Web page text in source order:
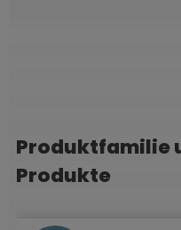
Produktgalerie
Produktfamilie
Produkte